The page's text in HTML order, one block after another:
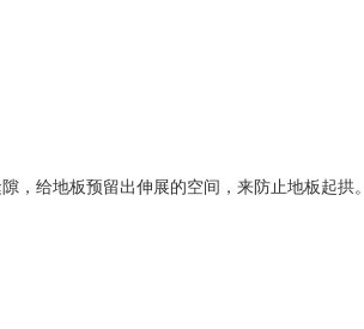
给地板预留出伸展的空间，来防止地板起拱。